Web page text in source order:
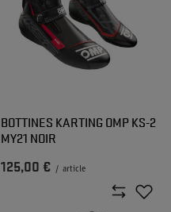
BOTTINES KARTING OMP KS-2
MY21 NOIR
125,00 € / article